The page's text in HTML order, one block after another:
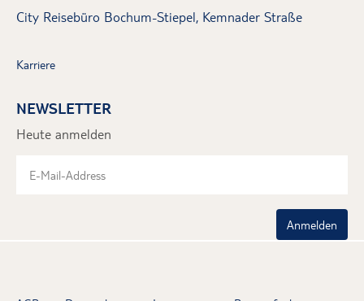
City Reisebüro Bochum-Stiepel, Kemnader Straße
Karriere
NEWSLETTER
Heute anmelden
Anmelden